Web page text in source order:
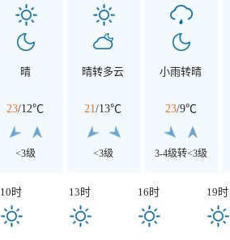
晴
23/12℃
<3级
晴转多云
21/13℃
<3级
小雨转晴
23/9℃
3-4级转<3级
10时 13时 16时 19时